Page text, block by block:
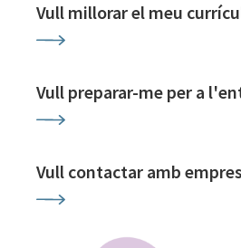
Vull millorar el meu
Vull preparar-me per a
Vull contactar amb